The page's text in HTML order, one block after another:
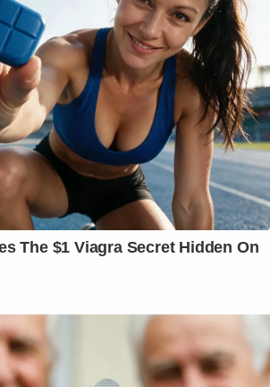
The $1 Viagra Secret Hidden On